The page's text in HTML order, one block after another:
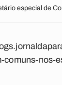
especial de
comuns-nos-